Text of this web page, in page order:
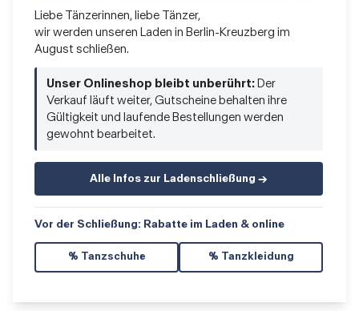
Das Kleingedruckte
Vertrag widerrufen
© 2026 Hacke & Spitze GmbH
Liebe Tänzerinnen, liebe Tänzer,
wir werden unseren Laden in Berlin-Kreuzberg im
August schließen.
Unser Onlineshop bleibt unberührt: Der
Verkauf läuft weiter, Gutscheine behalten ihre
Gültigkeit und laufende Bestellungen werden
gewohnt bearbeitet.
Alle Infos zur Ladenschließung →
Vor der Schließung: Rabatte im Laden & online
% Tanzschuhe % Tanzkleidung